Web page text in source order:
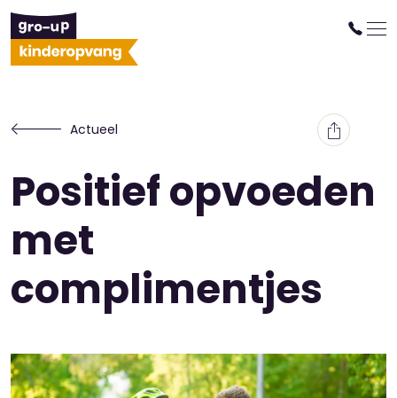
Actueel
Positief opvoeden
met
complimentjes